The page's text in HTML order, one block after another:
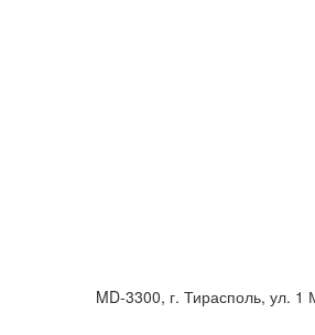
MD-3300, г. Тирасполь, ул.